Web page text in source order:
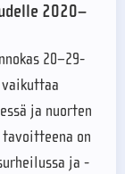
2020–
20–29-
ja nuorten
tavoitteena on
ja -